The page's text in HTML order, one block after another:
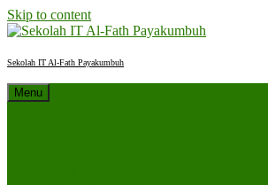
Skip to content
Sekolah IT Al-Fath Payakumbuh
Menu